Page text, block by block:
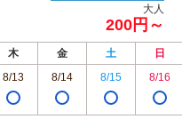
大人
200円～
木 金 土
日
8/13 8/14 8/15 8/16